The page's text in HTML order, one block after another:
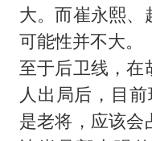
大。而崔永熙、
可能性并不大。
至于后卫线，在
人出局后，目
是老将，应该会